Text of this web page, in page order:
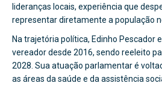
lideranças locais, experiência que
representar diretamente a população
Na trajetória política, Edinho Pescador
vereador desde 2016, sendo reeleito
2028. Sua atuação parlamentar é
as áreas da saúde e da assistência